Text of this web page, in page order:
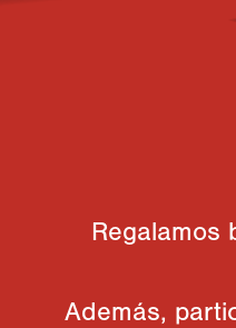
Regalamos
Además,